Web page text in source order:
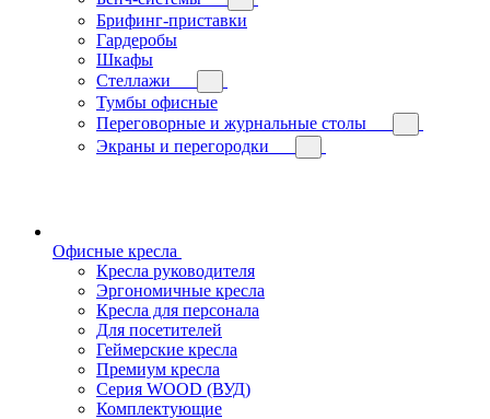
Брифинг-приставки
Гардеробы
Шкафы
Стеллажи
Тумбы офисные
Переговорные и журнальные столы
Экраны и перегородки
Офисные кресла
Кресла руководителя
Эргономичные кресла
Кресла для персонала
Для посетителей
Геймерские кресла
Премиум кресла
Серия WOOD (ВУД)
Комплектующие